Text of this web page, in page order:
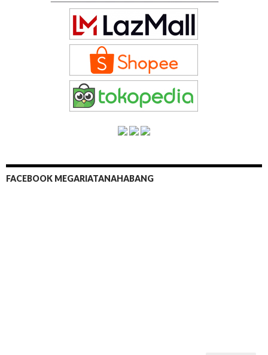
FACEBOOK MEGARIATANAHABANG